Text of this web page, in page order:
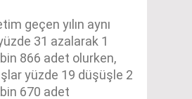
geçen yılın aynı
31 azalarak 1
866 adet olurken,
yüzde 19 düşüşle 2
670 adet